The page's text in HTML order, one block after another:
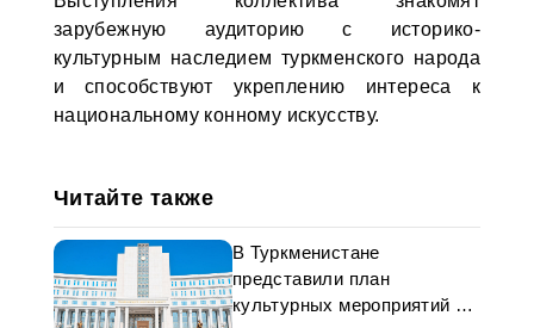
зарубежную аудиторию с историко-
культурным наследием туркменского народа
и способствуют укреплению интереса к
национальному конному искусству.
Читайте также
В Туркменистане
представили план
культурных мероприятий на